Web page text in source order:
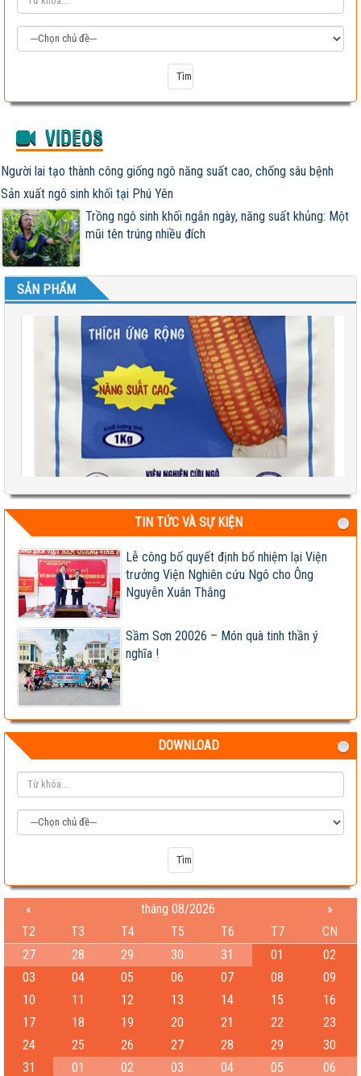
VIDEOS
Người lai tạo thành công giống ngô năng suất cao, chống sâu bệnh
Sản xuất ngô sinh khối tại Phú Yên
Trồng ngô sinh khối ngắn ngày, năng suất khủng: Một
mũi tên trúng nhiều đích
SẢN PHẨM
Test 2
04-08-2026 06:17:14 PM
Test
04-08-2026 06:15:38 PM
TIN TỨC VÀ SỰ KIỆN
Lễ công bố quyết định bổ nhiệm lại Viện
trưởng Viện Nghiên cứu Ngô cho Ông
Nguyễn Xuân Thắng
Sầm Sơn 20026 – Món quà tinh thần ý
nghĩa !
DOWNLOAD
« tháng 08/2026
»
T2
T3 T4 T5 T6 T7
CN
27
28 29 30 31 01
02
03
04 05 06 07 08
09
10
11 12 13 14 15
16
17
18 19 20 21 22
23
24
25 26 27 28 29
30
31
01 02 03 04 05 06